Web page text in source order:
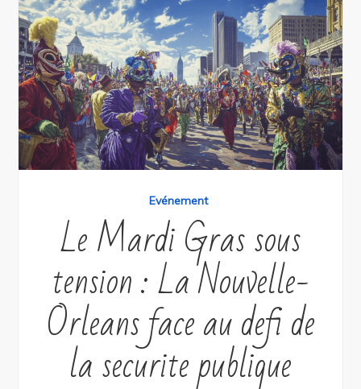
Evénement
Le Mardi Gras sous
tension : La Nouvelle-
Orleans face au defi de
la securite publique